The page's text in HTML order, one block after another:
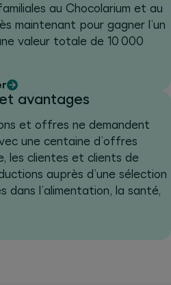
au Chocolarium et au
maintenant pour gagner l’un
valeur totale de 10 000
avantages
et offres ne demandent
une centaine d’offres
les clientes et clients de
auprès d’une sélection
dans l’alimentation, la santé,